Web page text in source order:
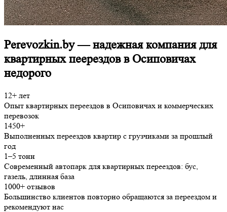
Perevozkin.by— надежная компания для
квартирных пеерездов в Осиповичах
недорого
12+ лет
Опыт квартирных переездов в Осиповичах и коммерческих
перевозок
1450+
Выполненных переездов квартир с грузчиками за прошлый
год
1–5 тонн
Современный автопарк для квартирных переездов: бус,
газель, длинная база
1000+ отзывов
Большинство клиентов повторно обращаются за переездом и
рекомендуют нас